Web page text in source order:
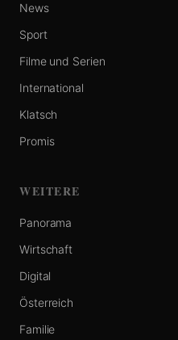
News
Sport
Filme und Serien
International
Klatsch
Promis
WEITERE
Panorama
Wirtschaft
Digital
Österreich
Familie